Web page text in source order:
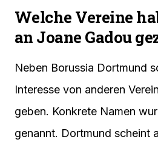
Welche Vereine
an Joane Gadou
Neben Borussia Dortmund
Interesse von anderen
geben. Konkrete Namen
genannt. Dortmund scheint